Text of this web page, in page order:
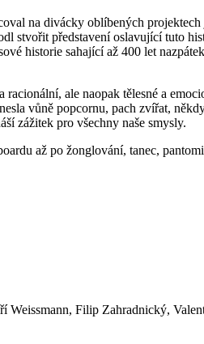
na divácky oblíbených
stvořit představení oslavující tuto
historie sahající až 400 let
ale naopak tělesné a
vůně popcornu, pach zvířat,
zážitek pro všechny naše smysly.
až po žonglování, tanec,
Filip Zahradnický,